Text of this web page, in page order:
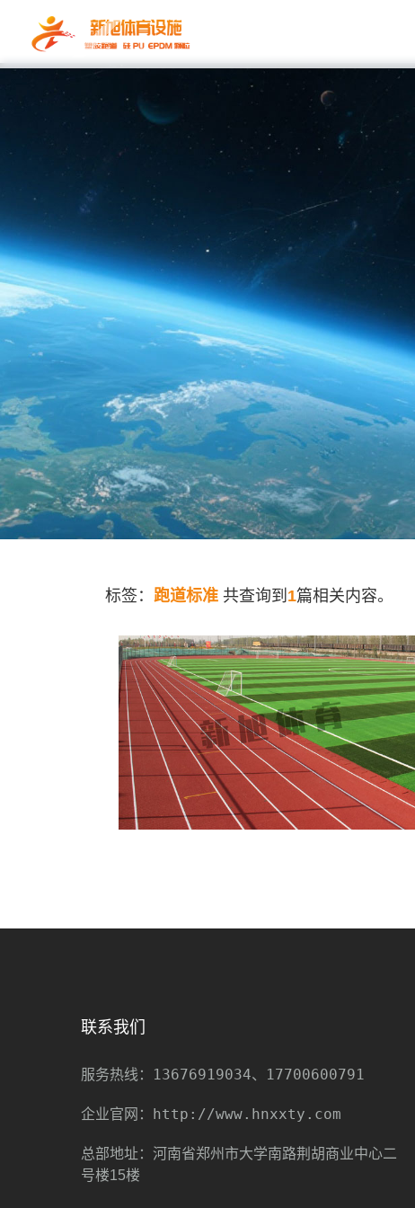
标签： 跑道标准 共查询到 1篇相关内容。
联系我们
服务热线： 13676919034、17700600791
企业官网： http://www.hnxxty.com
总部地址：河南省郑州市大学南路荆胡商业中心二
号楼15楼